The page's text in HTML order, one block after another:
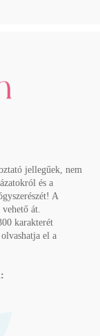
jellegűek, nem
és a
A
át.
karakterét
el a